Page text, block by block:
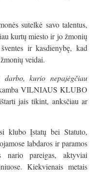
sutelkė savo talentus,
kurtų miesto ir jo žmonių
ir kasdienybę, kad
veidai.
kurio nepajėgčiau
VILNIAUS KLUBO
jais tikint, anksčiau ar
klubo Įstatų bei Statuto,
labdaros ir paramos
nario pareigas, aktyviai
Kiekvienais metais